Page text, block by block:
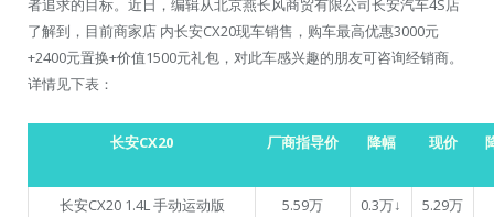
者追求的目标。近日，编辑从北京燕长风商贸有限公司长安汽车4S店
了解到，目前商家店 内长安CX20现车销售，购车最高优惠3000元
+2400元置换+价值1500元礼包，对此车感兴趣的朋友可咨询经销商。
详情见下表：
长安CX20 厂商指导价 降幅 现价
长安CX20 1.4L 手动运动版 5.59万 0.3万↓ 5.29万